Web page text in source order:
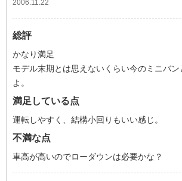
2006.11.22
総評
かなり満足
モデル末期とは思えないくらい今のミニバ
よ。
満足している点
運転しやすく、結構小回りもいい感じ。
不満な点
車高が高いのでローダウンは必要かな？